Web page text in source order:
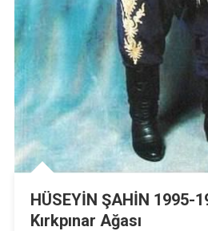
HÜSEYİN ŞAHİN 1995-
Kırkpınar Ağası